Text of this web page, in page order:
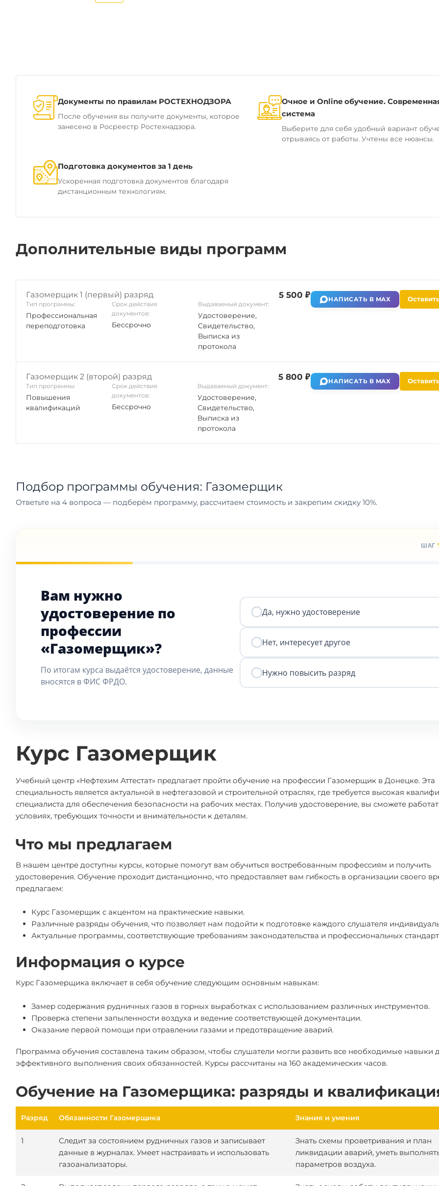
Документы по правилам РОСТЕХНОДЗОРА
После обучения вы получите документы, которое
занесено в Росреестр Ростехнадзора.
Очное и Online обучение.
система
Выберите для себя удобный вариант
отрываясь от работы. Учтены все нюансы.
Подготовка документов за 1 день
Ускоренная подготовка документов благодаря
дистанционным технологиям.
Дополнительные виды программ
Газомерщик 1 (первый) разряд
Тип программы:
Профессиональная
переподготовка
Срок действия
документов:
Бессрочно
Выдаваемый документ:
Удостоверение,
Свидетельство,
Выписка из
протокола
5 500 ₽ НАПИСАТЬ В MAX
Газомерщик 2 (второй) разряд
Тип программы:
Повышения
квалификаций
Срок действия
документов:
Бессрочно
Выдаваемый документ:
Удостоверение,
Свидетельство,
Выписка из
протокола
5 800 ₽ НАПИСАТЬ В MAX
Подбор программы обучения: Газомерщик
Ответьте на 4 вопроса — подберём программу, рассчитаем стоимость и закрепим скидку 10%.
ШАГ
Вам нужно
удостоверение по
профессии
«Газомерщик»?
По итогам курса выдаётся удостоверение, данные
вносятся в ФИС ФРДО.
Да, нужно удостоверение
Нет, интересует другое
Нужно повысить разряд
Курс Газомерщик
Учебный центр «Нефтехим Аттестат» предлагает пройти обучение на профессии Газомерщик в Донецке. Эта
специальность является актуальной в нефтегазовой и строительной отраслях, где требуется высокая
специалиста для обеспечения безопасности на рабочих местах. Получив удостоверение, вы сможете
условиях, требующих точности и внимательности к деталям.
Что мы предлагаем
В нашем центре доступны курсы, которые помогут вам обучиться востребованным профессиям и получить
удостоверения. Обучение проходит дистанционно, что предоставляет вам гибкость в организации своего
предлагаем:
Курс Газомерщик с акцентом на практические навыки.
Различные разряды обучения, что позволяет нам подойти к подготовке каждого слушателя
Актуальные программы, соответствующие требованиям законодательства и профессиональных
Информация о курсе
Курс Газомерщика включает в себя обучение следующим основным навыкам:
Замер содержания рудничных газов в горных выработках с использованием различных инструментов.
Проверка степени запыленности воздуха и ведение соответствующей документации.
Оказание первой помощи при отравлении газами и предотвращение аварий.
Программа обучения составлена таким образом, чтобы слушатели могли развить все необходимые навыки
эффективного выполнения своих обязанностей. Курсы рассчитаны на 160 академических часов.
Обучение на Газомерщика: разряды и
Разряд Обязанности Газомерщика Знания и умения
1
Следит за состоянием рудничных газов и записывает
данные в журналах. Умеет настраивать и использовать
газоанализаторы.
Знать схемы проветривания и план
ликвидации аварий, уметь
параметров воздуха.